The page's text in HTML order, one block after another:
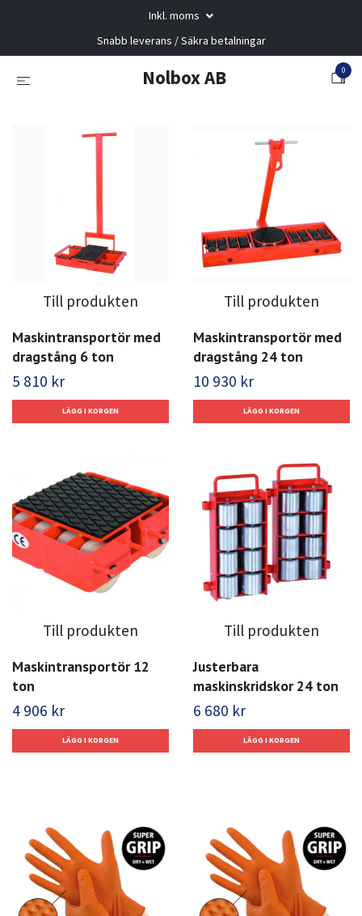
Inkl. moms
Snabb leverans / Säkra betalningar
Nolbox AB 0
Till produkten
Maskintransportör med
dragstång 6 ton
5 810 kr
Till produkten
Maskintransportör med
dragstång 24 ton
10 930 kr
Till produkten
Maskintransportör 12
ton
4 906 kr
Till produkten
Justerbara
maskinskridskor 24 ton
6 680 kr